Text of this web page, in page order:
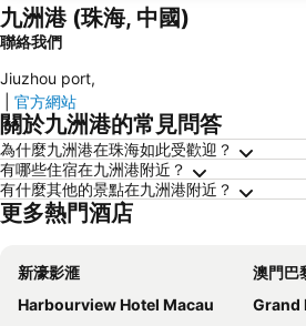
九洲港 (珠海, 中國)
聯絡我們
Jiuzhou port,
官方網站
關於九洲港的常見問答
為什麼九洲港在珠海如此受歡迎？
有哪些住宿在九洲港附近？
有什麼其他的景點在九洲港附近？
更多熱門酒店
新濠影滙
澳門巴
Harbourview Hotel Macau
Grand